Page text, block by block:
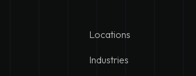
Locations
Industries